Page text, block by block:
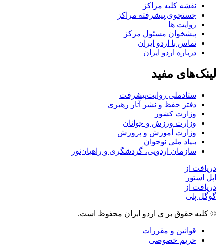
نقشه کلیه مراکز
جستجوی پیشرفته مراکز
روایت ها
پیشخوان مسئول مرکز
تماس با اردو ایران
درباره اردو ایران
لینک‌های مفید
ستاد‌ملی روایت‌پیشرفت
دفتر حفظ و نشر آثار رهبری
وزارت کشور
وزارت ورزش و جوانان
وزارت آموزش و پرورش
بنیاد ملی نوجوان
سازمان اردویی، گردشگری و راهیان‌نور
دریافت از
اپل استور
دریافت از
گوگل پلی
© کلیه حقوق برای اردو ایران محفوظ است.
قوانین و مقررات
حریم خصوصی